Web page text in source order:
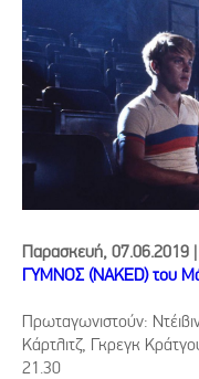
Παρασκευή, 07.06.2019 |
ΓΥΜΝΟΣ (ΝΑΚΕD) του
Πρωταγωνιστούν:
Κάρτλιτζ, Γκρεγκ
21.30